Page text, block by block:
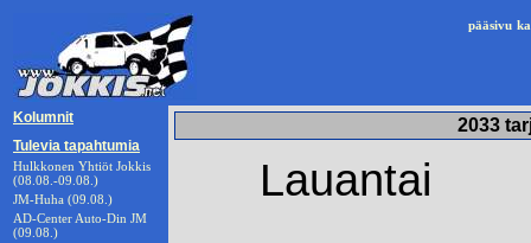
pääsivu
Kolumnit
Tulevia tapahtumia
Hulkkonen Yhtiöt Jokkis
(08.08.-09.08.)
JM-Huha (09.08.)
AD-Center Auto-Din JM
(09.08.)
2033
Lauantai